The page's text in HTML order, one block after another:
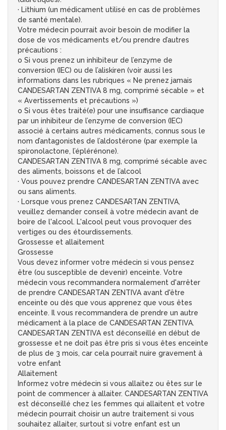
· Lithium (un médicament utilisé en cas de problèmes
de santé mentale).
Votre médecin pourrait avoir besoin de modifier la
dose de vos médicaments et/ou prendre d’autres
précautions :
o Si vous prenez un inhibiteur de l’enzyme de
conversion (IEC) ou de l’aliskiren (voir aussi les
informations dans les rubriques « Ne prenez jamais
CANDESARTAN ZENTIVA 8 mg, comprimé sécable » et
« Avertissements et précautions »)
o Si vous êtes traité(e) pour une insuffisance cardiaque
par un inhibiteur de l’enzyme de conversion (IEC)
associé à certains autres médicaments, connus sous le
nom d’antagonistes de l’aldostérone (par exemple la
spironolactone, l’éplérénone).
CANDESARTAN ZENTIVA 8 mg, comprimé sécable avec
des aliments, boissons et de l’alcool
· Vous pouvez prendre CANDESARTAN ZENTIVA avec
ou sans aliments.
· Lorsque vous prenez CANDESARTAN ZENTIVA,
veuillez demander conseil à votre médecin avant de
boire de l'alcool. L'alcool peut vous provoquer des
vertiges ou des étourdissements.
Grossesse et allaitement
Grossesse
Vous devez informer votre médecin si vous pensez
être (ou susceptible de devenir) enceinte. Votre
médecin vous recommandera normalement d'arrêter
de prendre CANDESARTAN ZENTIVA avant d'être
enceinte ou dès que vous apprenez que vous êtes
enceinte. Il vous recommandera de prendre un autre
médicament à la place de CANDESARTAN ZENTIVA.
CANDESARTAN ZENTIVA est déconseillé en début de
grossesse et ne doit pas être pris si vous êtes enceinte
de plus de 3 mois, car cela pourrait nuire gravement à
votre enfant
Allaitement
Informez votre médecin si vous allaitez ou êtes sur le
point de commencer à allaiter. CANDESARTAN ZENTIVA
est déconseillé chez les femmes qui allaitent et votre
médecin pourrait choisir un autre traitement si vous
souhaitez allaiter, surtout si votre enfant est un